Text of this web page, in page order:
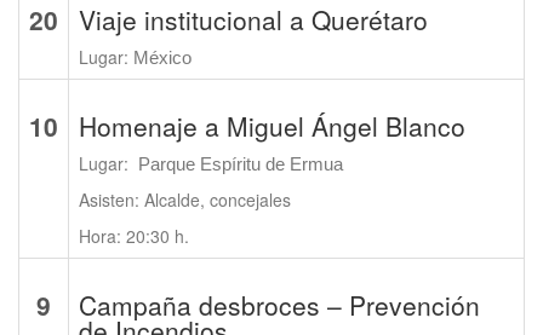
20 Viaje institucional a Querétaro
Lugar: México
10 Homenaje a Miguel Ángel Blanco
Lugar: Parque Espíritu de Ermua
Asisten: Alcalde, concejales
Hora: 20:30 h.
9 Campaña desbroces – Prevención